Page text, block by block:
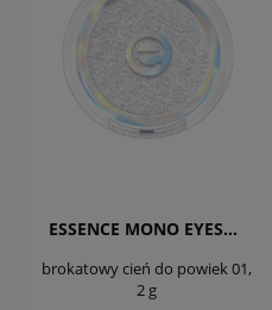
ESSENCE MONO EYESHADOW
brokatowy cień do powiek 01,
2 g